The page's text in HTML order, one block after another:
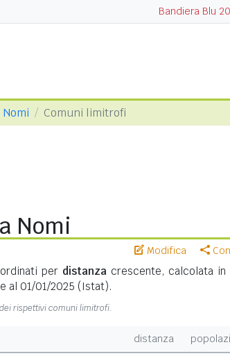
Bandiera Blu
Nomi Comuni limitrofi
Nomi
Modifica
ordinati per distanzacrescente, calcolata in
al 01/01/2025 (Istat).
rispettivi comuni limitrofi.
distanza